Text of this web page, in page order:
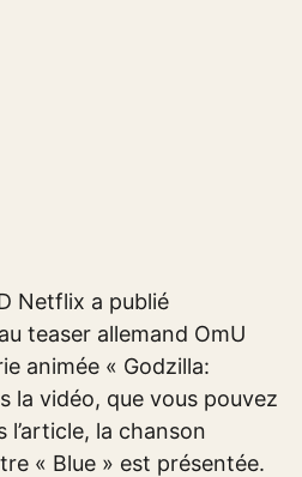
Netflix a publié
teaser allemand OmU
animée « Godzilla:
la vidéo, que vous pouvez
la chanson
« Blue » est présentée.